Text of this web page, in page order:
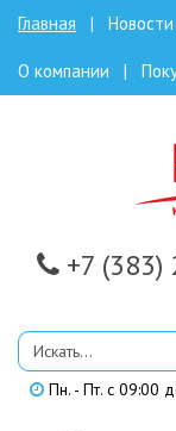
Главная
О компании
+7 (383)
Пн. - Пт. с 09:00